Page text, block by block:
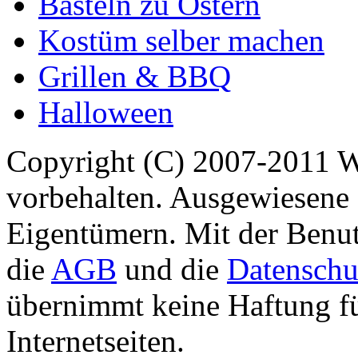
Kostüm selber machen
Grillen & BBQ
Halloween
Copyright (C) 2007-2011
vorbehalten.
Eigentümern. Mit der
die AGB und die
übernimmt keine Haftung
Internetseiten.